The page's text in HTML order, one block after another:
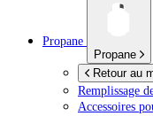
Propane
Propane
Retour au
Remplissage
Accessoires